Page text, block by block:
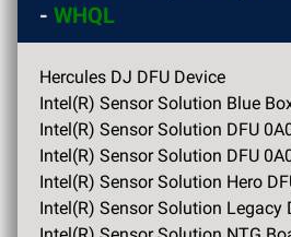
- WHQL
Hercules DJ DFU Device
Intel(R) Sensor Solution Blue
Intel(R) Sensor Solution DFU
Intel(R) Sensor Solution DFU
Intel(R) Sensor Solution Hero
Intel(R) Sensor Solution Legacy